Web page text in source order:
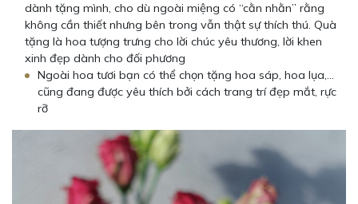
dành tặng mình, cho dù ngoài miệng có “cằn nhằn” rằng
không cần thiết nhưng bên trong vẫn thật sự thích thú. Quà
tặng là hoa tượng trưng cho lời chúc yêu thương, lời khen
xinh đẹp dành cho đối phương
Ngoài hoa tươi bạn có thể chọn tặng hoa sáp, hoa lụa,…
cũng đang được yêu thích bởi cách trang trí đẹp mắt, rực
rỡ